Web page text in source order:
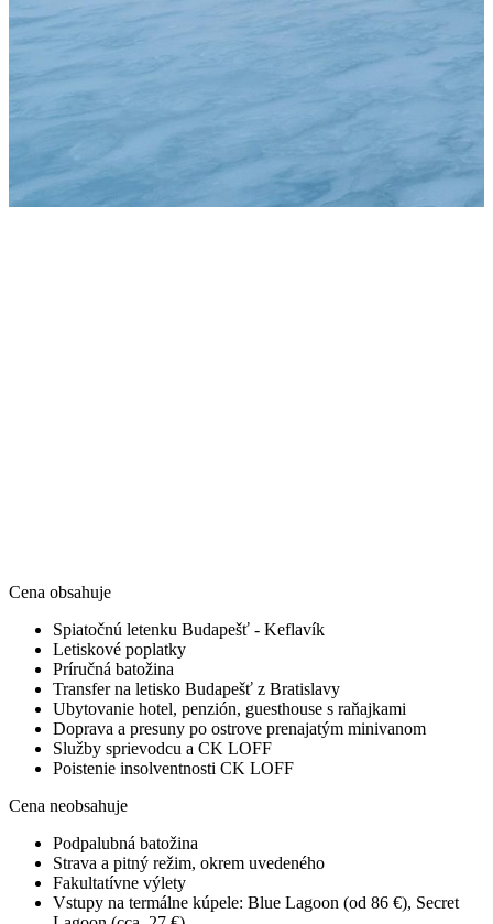
Cena obsahuje
Spiatočnú letenku Budapešť - Keflavík
Letiskové poplatky
Príručná batožina
Transfer na letisko Budapešť z Bratislavy
Ubytovanie hotel, penzión, guesthouse s raňajkami
Doprava a presuny po ostrove prenajatým minivanom
Služby sprievodcu a CK LOFF
Poistenie insolventnosti CK LOFF
Cena neobsahuje
Podpalubná batožina
Strava a pitný režim, okrem uvedeného
Fakultatívne výlety
Vstupy na termálne kúpele: Blue Lagoon (od 86 €), Secret